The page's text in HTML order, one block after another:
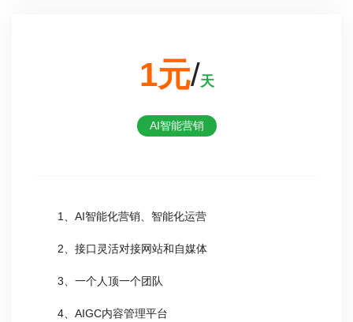
1元/天
AI智能营销
1、AI智能化营销、智能化运营
2、接口灵活对接网站和自媒体
3、一个人顶一个团队
4、AIGC内容管理平台